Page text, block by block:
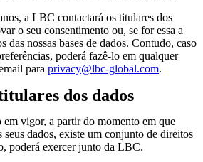
a LBC contactará os titulares dos
o seu consentimento ou, se for essa a
das nossas bases de dados. Contudo, caso
poderá fazê-lo em qualquer
para privacy@lbc-global.com.
dos dados
em vigor, a partir do momento em que
seus dados, existe um conjunto de direitos
poderá exercer junto da LBC.